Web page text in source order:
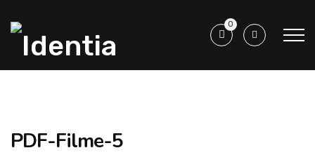
0
PDF-Filme-5